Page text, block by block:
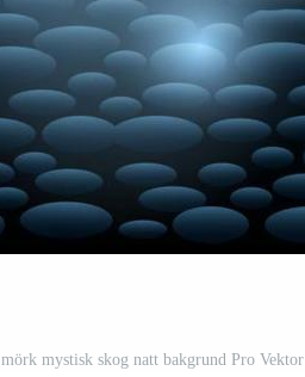
mörk mystisk skog natt bakgrund Pro Vektor